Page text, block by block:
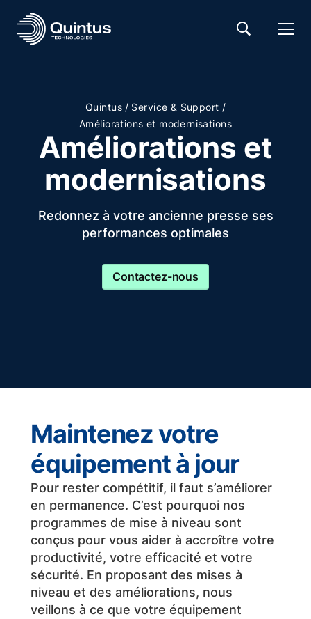
Quintus / Service & Support /
Améliorations et modernisations
Améliorations et
modernisations
Redonnez à votre ancienne presse ses
performances optimales
Contactez-nous
Maintenez votre
équipement à jour
Pour rester compétitif, il faut s’améliorer
en permanence. C’est pourquoi nos
programmes de mise à niveau sont
conçus pour vous aider à accroître votre
productivité, votre efficacité et votre
sécurité. En proposant des mises à
niveau et des améliorations, nous
veillons à ce que votre équipement